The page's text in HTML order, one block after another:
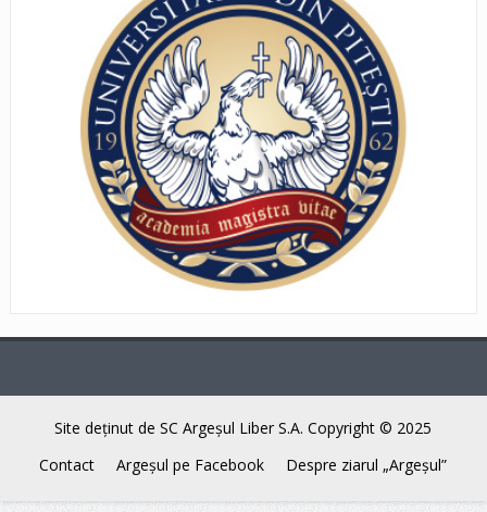
Site deţinut de SC Argeşul Liber S.A. Copyright © 2025
Contact
Argeşul pe Facebook Despre ziarul „Argeşul”